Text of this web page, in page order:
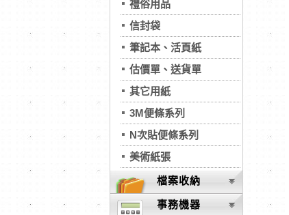
禮俗用品
信封袋
筆記本、活頁紙
估價單、送貨單
其它用紙
3M便條系列
N次貼便條系列
美術紙張
檔案收納
事務機器